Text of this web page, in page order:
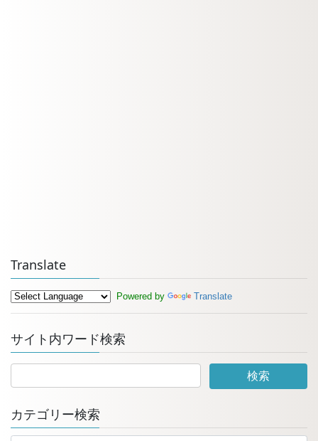
Translate
Powered by Translate
サイト内ワード検索
カテゴリー検索